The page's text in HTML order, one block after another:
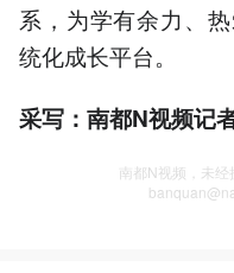
系，为学有余力、
统化成长平台。
采写：南都N视频记
南都N视频，未